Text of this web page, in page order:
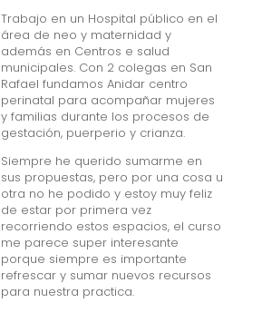
Trabajo en un Hospital público en el
área de neo y maternidad y
además en Centros e salud
municipales. Con 2 colegas en San
Rafael fundamos Anidar centro
perinatal para acompañar mujeres
y familias durante los procesos de
gestación, puerperio y crianza.
Siempre he querido sumarme en
sus propuestas, pero por una cosa u
otra no he podido y estoy muy feliz
de estar por primera vez
recorriendo estos espacios, el curso
me parece super interesante
porque siempre es importante
refrescar y sumar nuevos recursos
para nuestra practica.